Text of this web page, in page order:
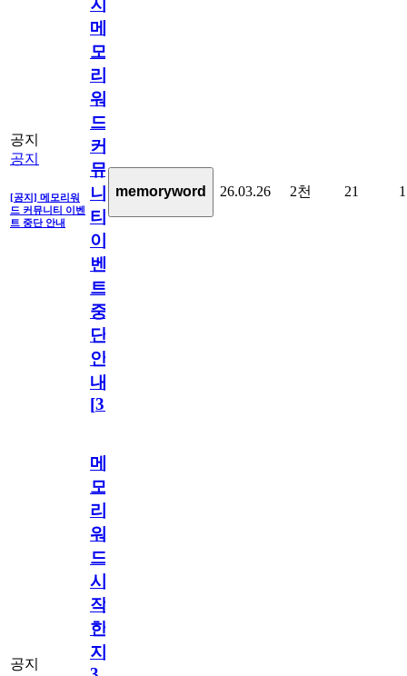
공지
공지
[공지] 메모리워
드 커뮤니티 이벤
트 중단 안내
지]
메
모
리
워
드
커
뮤
니
티
이
벤
트
중
단
안
내
[31
memoryword 26.03.26 2천 21 1
공지
메
모
리
워
드
시
작
한
지